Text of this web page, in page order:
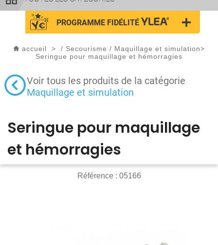
PROGRAMME FIDÉLITÉ
accueil > / Secourisme / Maquillage et simulation>
Seringue pour maquillage et hémorragies
Voir tous les produits de la catégorie
Maquillage et simulation
Seringue pour maquillage
et hémorragies
Référence : 05166